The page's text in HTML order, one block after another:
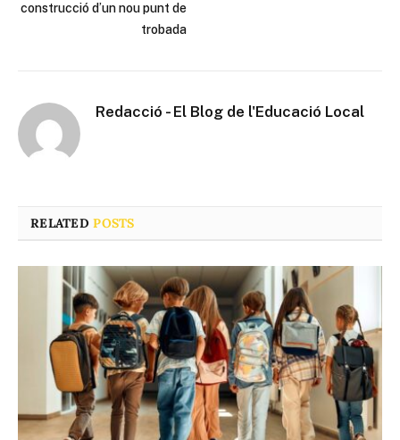
construcció d’un nou punt de
trobada
Redacció - El Blog de l'Educació Local
RELATEDPOSTS